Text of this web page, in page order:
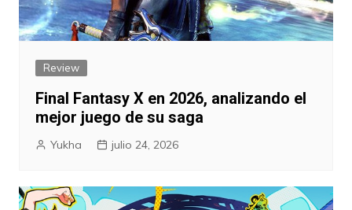
Review
Final Fantasy X en 2026, analizando el
mejor juego de su saga
Yukha julio 24, 2026